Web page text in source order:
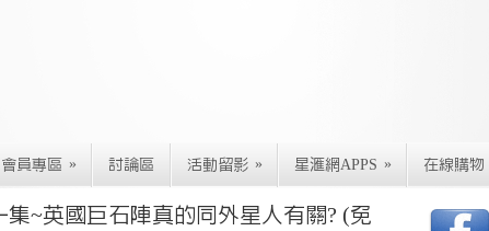
會員專區 » 討論區 活動留影 » 星滙網APPS » 在線購物
~英國巨石陣真的同外星人有關? (免